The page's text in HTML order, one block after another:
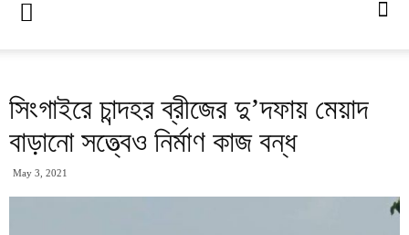
সিংগাইরে চান্দহর ব্রীজের দু’দফায় মেয়াদ
বাড়ানো সত্ত্বেও নির্মাণ কাজ বন্ধ
May 3, 2021